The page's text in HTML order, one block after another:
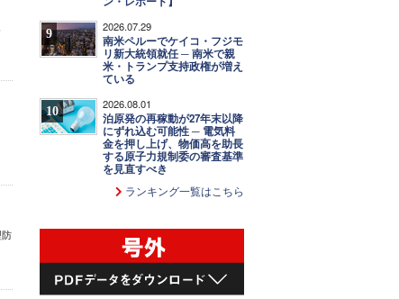
9 2026.07.29
南米ペルーでケイコ・フジモ
リ新大統領就任 ─ 南米で親
米・トランプ支持政権が増え
ている
10 2026.08.01
泊原発の再稼動が27年末以降
にずれ込む可能性 ─ 電気料
金を押し上げ、物価高を助長
する原子力規制委の審査基準
を見直すべき
ランキング一覧はこちら